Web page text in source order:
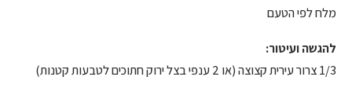
מלח לפי הטעם
להגשה ועיטור:
1/3 צרור עירית קצוצה (או 2 ענפי בצל ירוק חתוכים לטבעות קטנות)